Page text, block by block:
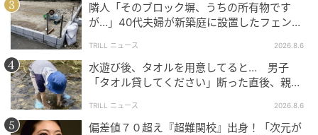
ウーマンエキサイト
隣人「そのブロック塀、うちの所有物です
が…」40代夫婦が新築庭に設置したフェン
TRILL ニュース 2026.8.6
水遊び後、タオルを用意してると… 男子
「タオル貸してください」断った直後、親が
TRILL ニュース 2026.8.6
偏差値７０超え『超難関校』出身！「次元が